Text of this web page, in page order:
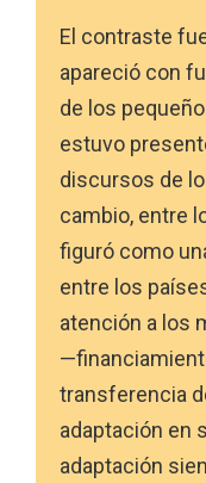
El contraste
apareció con
de los
estuvo
discursos de
cambio, entre
figuró como
entre los
atención a los
transferencia
adaptación en
adaptación